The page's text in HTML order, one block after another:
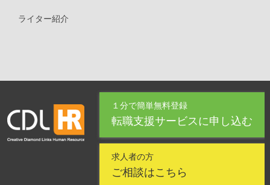
ライター紹介
１分で簡単無料登録
転職支援サービスに申し込む
求人者の方
ご相談はこちら